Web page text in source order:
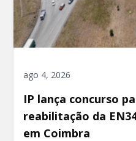
ago 4, 2026
IP lança concurso
reabilitação da
em Coimbra